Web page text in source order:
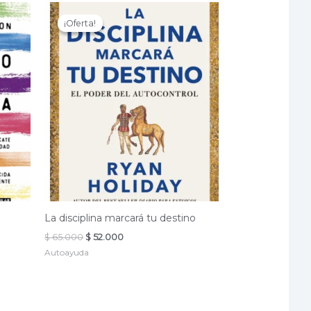
¡Oferta!
¡Oferta!
La disciplina marcará tu destino
$65.000 El
original
$ 52.000El
Autoayuda